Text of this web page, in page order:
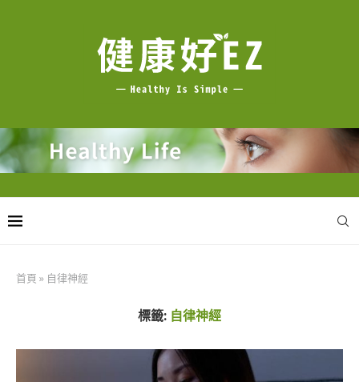
首頁 » 自律神經
標籤: 自律神經